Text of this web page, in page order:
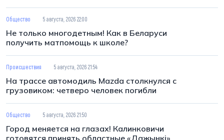
Общество 5 августа, 2026 22:00
Не только многодетным! Как в Беларуси
получить матпомощь к школе?
Происшествия 5 августа, 2026 21:54
На трассе автомодиль Mazda столкнулся с
грузовиком: четверо человек погибли
Общество 5 августа, 2026 21:50
Город меняется на глазах! Калинковичи
готовятся принять областные «Дажынкі»